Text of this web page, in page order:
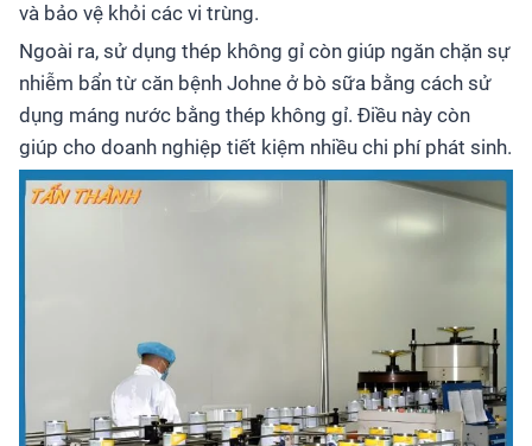
và bảo vệ khỏi các vi trùng.
Ngoài ra, sử dụng thép không gỉ còn giúp ngăn chặn sự
nhiễm bẩn từ căn bệnh Johne ở bò sữa bằng cách sử
dụng máng nước bằng thép không gỉ. Điều này còn
giúp cho doanh nghiệp tiết kiệm nhiều chi phí phát sinh.